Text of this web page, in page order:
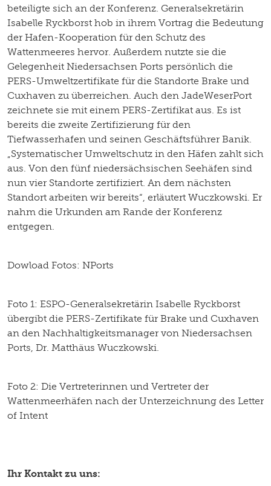
beteiligte sich an der Konferenz. Generalsekretärin
Isabelle Ryckborst hob in ihrem Vortrag die Bedeutung
der Hafen-Kooperation für den Schutz des
Wattenmeeres hervor. Außerdem nutzte sie die
Gelegenheit Niedersachsen Ports persönlich die
PERS-Umweltzertifikate für die Standorte Brake und
Cuxhaven zu überreichen. Auch den JadeWeserPort
zeichnete sie mit einem PERS-Zertifikat aus. Es ist
bereits die zweite Zertifizierung für den
Tiefwasserhafen und seinen Geschäftsführer Banik.
„Systematischer Umweltschutz in den Häfen zahlt sich
aus. Von den fünf niedersächsischen Seehäfen sind
nun vier Standorte zertifiziert. An dem nächsten
Standort arbeiten wir bereits“, erläutert Wuczkowski. Er
nahm die Urkunden am Rande der Konferenz
entgegen.
Dowload Fotos: NPorts
Foto 1: ESPO-Generalsekretärin Isabelle Ryckborst
übergibt die PERS-Zertifikate für Brake und Cuxhaven
an den Nachhaltigkeitsmanager von Niedersachsen
Ports, Dr. Matthäus Wuczkowski.
Foto 2: Die Vertreterinnen und Vertreter der
Wattenmeerhäfen nach der Unterzeichnung des Letter
of Intent
Ihr Kontakt zu uns: